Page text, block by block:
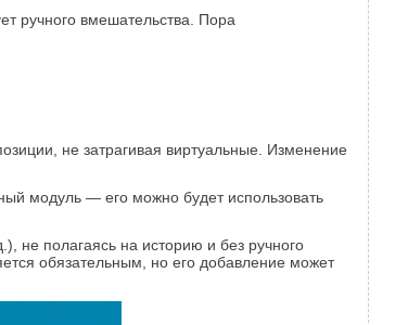
ручного вмешательства. Пора
не затрагивая виртуальные. Изменение
модуль — его можно будет использовать
не полагаясь на историю и без ручного
обязательным, но его добавление может